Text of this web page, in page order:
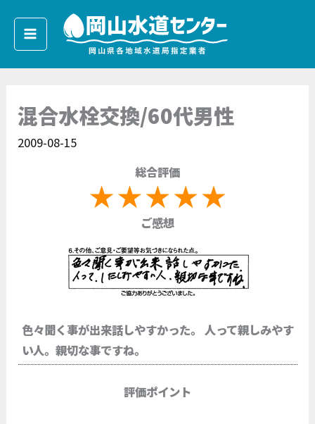
ス
混合水栓交換/60代男性
2009-08-15
総合評価
ご感想
色々聞く事が出来話しやすかった。 人って親しみやす
い人。親切な事ですね。
評価ポイント